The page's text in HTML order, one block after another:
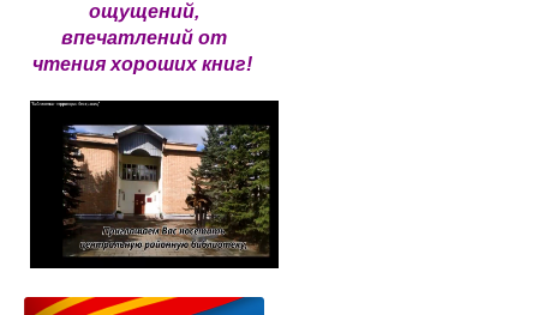
ощущений,
впечатлений от
чтения хороших книг!